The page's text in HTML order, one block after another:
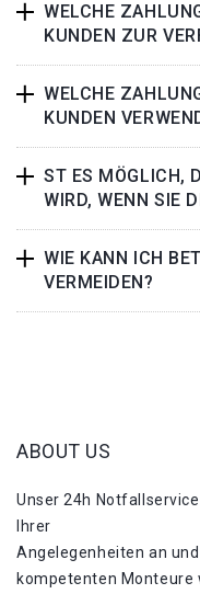
WELCHE
KUNDEN ZUR
WELCHE
KUNDEN
ST ES MÖGLICH,
WIRD, WENN SIE
WIE KANN ICH
VERMEIDEN?
ABOUT US
Unser 24h
Ihrer
Angelegenheiten an
kompetenten Monteure